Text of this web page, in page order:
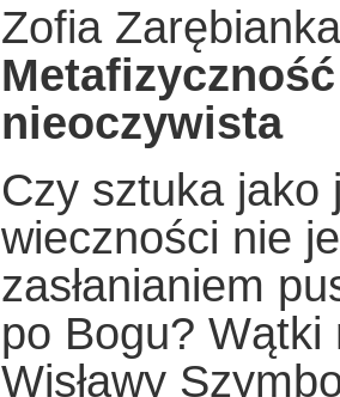
Zofia Zarębianka
nieoczywista
Czy sztuka jako
wieczności nie
zasłanianiem
po Bogu?
Wisławy